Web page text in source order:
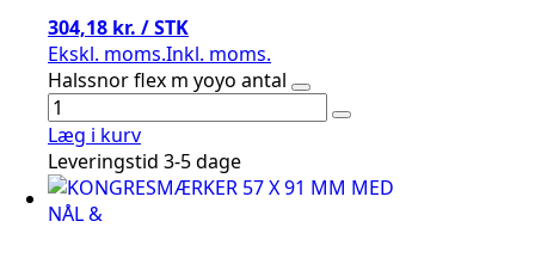
304,18 kr. / STK
Ekskl. moms.Inkl. moms.
Halssnor flex m yoyo antal
Læg i kurv
Leveringstid 3-5 dage